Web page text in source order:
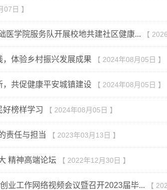
07日 】
学院服务队开展校地共建社区健康... 【
体验乡村振兴发展成果 【 2024年08月05日 】
共促健康平安城镇建设 【 2024年08月05日 】
榜样学习 【 2024年08月05日 】
责任与担当 【 2023年03月13日 】
精神高端论坛 【 2022年12月30日 】
业工作网络视频会议暨召开2023届毕... 【